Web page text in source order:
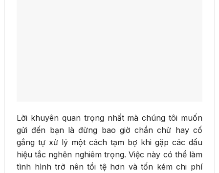
Lời khuyên quan trọng nhất mà chúng tôi muốn
gửi đến bạn là đừng bao giờ chần chừ hay cố
gắng tự xử lý một cách tạm bợ khi gặp các dấu
hiệu tắc nghẽn nghiêm trọng. Việc này có thể làm
tình hình trở nên tồi tệ hơn và tốn kém chi phí